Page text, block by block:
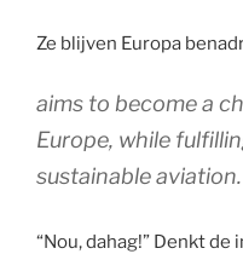
Ze blijven Europa
aims to become a
Europe, while
sustainable aviation.
“Nou, dahag!” Denkt de